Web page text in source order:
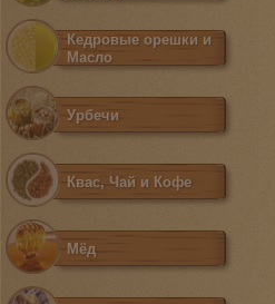
Кедровые орешки и
Масло
Урбечи
Квас, Чай и Кофе
Мёд